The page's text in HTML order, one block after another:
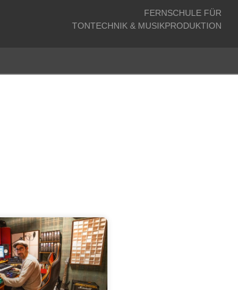
FERNSCHULE FÜR
TONTECHNIK & MUSIKPRODUKTION